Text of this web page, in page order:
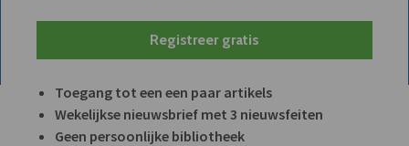
Registreer gratis
Toegang tot een een paar artikels
Wekelijkse nieuwsbrief met 3 nieuwsfeiten
Geen persoonlijke bibliotheek